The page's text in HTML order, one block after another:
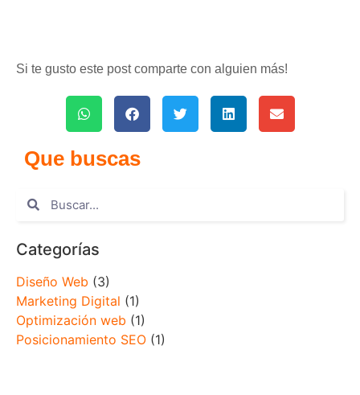
Si te gusto este post comparte con alguien más!
Que buscas
Categorías
Diseño Web (3)
Marketing Digital (1)
Optimización web (1)
Posicionamiento SEO (1)